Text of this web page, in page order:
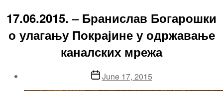
17.06.2015. – Бранислав Богарошки
о улагању Покрајине у одржавање
каналских мрежа
PostJune 17, 2015